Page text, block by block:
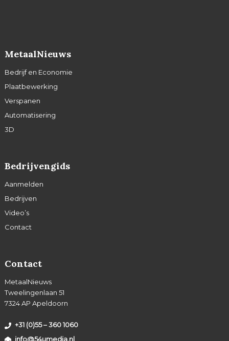
MetaalNieuws
Bedrijf en Economie
Plaatbewerking
Verspanen
Automatisering
3D
Bedrijvengids
Aanmelden
Bedrijven
Video’s
Contact
Contact
MetaalNieuws
Tweelingenlaan 51
7324 AP Apeldoorn
+31 (0)55 – 360 1060
info@54umedia.nl